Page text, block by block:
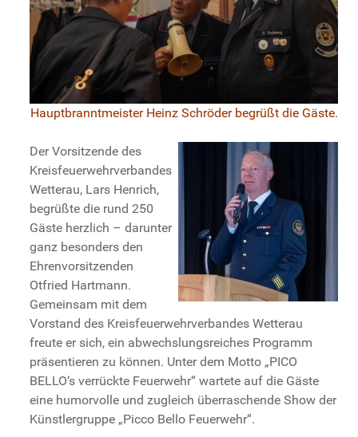
Hauptbranntmeister Heinz Schröder begrüßt die Gäste.
Der Vorsitzende des
Kreisfeuerwehrverbandes
Wetterau, Lars Henrich,
begrüßte die rund 250
Gäste herzlich – darunter
ganz besonders den
Ehrenvorsitzenden
Otfried Hartmann.
Gemeinsam mit dem
Vorstand des Kreisfeuerwehrverbandes Wetterau
freute er sich, ein abwechslungsreiches Programm
präsentieren zu können. Unter dem Motto „PICO
BELLO‘s verrückte Feuerwehr“ wartete auf die Gäste
eine humorvolle und zugleich überraschende Show der
Künstlergruppe „Picco Bello Feuerwehr“.